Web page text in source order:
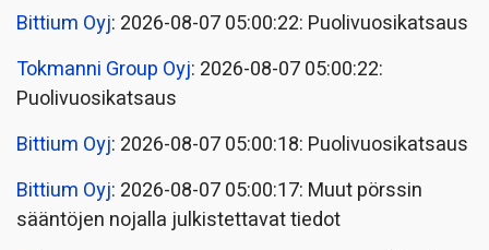
Bittium Oyj: 2026-08-07 05:00:22: Puolivuosikatsaus
Tokmanni Group Oyj: 2026-08-07 05:00:22:
Puolivuosikatsaus
Bittium Oyj: 2026-08-07 05:00:18: Puolivuosikatsaus
Bittium Oyj: 2026-08-07 05:00:17: Muut pörssin
sääntöjen nojalla julkistettavat tiedot